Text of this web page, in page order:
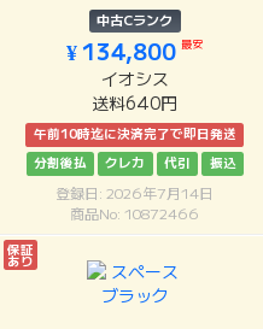
中古Cランク
¥ 134,800最安
イオシス
送料640円
午前10時迄に決済完了で即日発送
分割後払
クレカ 代引 振込
登録日: 2026年7月14日
商品No: 10872466
保証
あり